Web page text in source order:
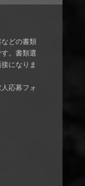
どの書類
。書類選
になりま
応募フォ